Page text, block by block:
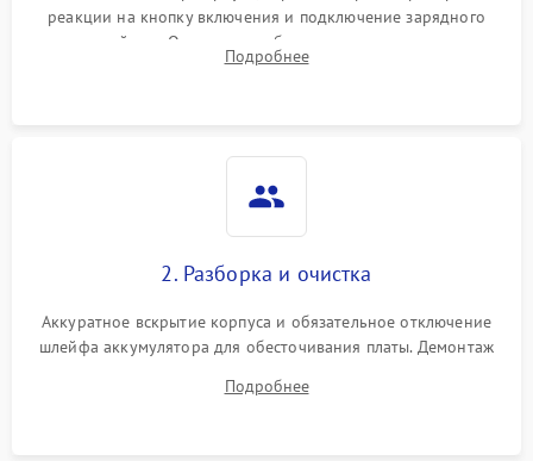
реакции на кнопку включения и подключение зарядного
устройства. Оценка потребления тока с помощью
лабораторного блока питания для локализации проблемы.
Подробнее
2. Разборка и очистка
Аккуратное вскрытие корпуса и обязательное отключение
шлейфа аккумулятора для обесточивания платы. Демонтаж
высохшей термопасты с кристаллов чипов.
Подробнее